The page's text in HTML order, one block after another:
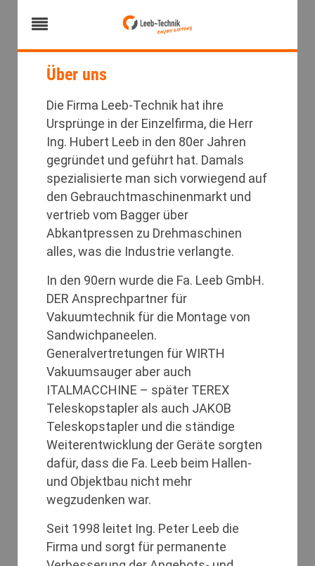
Über uns
Die Firma Leeb-Technik hat ihre
Ursprünge in der Einzelfirma, die Herr
Ing. Hubert Leeb in den 80er Jahren
gegründet und geführt hat. Damals
spezialisierte man sich vorwiegend auf
den Gebrauchtmaschinenmarkt und
vertrieb vom Bagger über
Abkantpressen zu Drehmaschinen
alles, was die Industrie verlangte.
In den 90ern wurde die Fa. Leeb GmbH.
DER Ansprechpartner für
Vakuumtechnik für die Montage von
Sandwichpaneelen.
Generalvertretungen für WIRTH
Vakuumsauger aber auch
ITALMACCHINE – später TEREX
Teleskopstapler als auch JAKOB
Teleskopstapler und die ständige
Weiterentwicklung der Geräte sorgten
dafür, dass die Fa. Leeb beim Hallen-
und Objektbau nicht mehr
wegzudenken war.
Seit 1998 leitet Ing. Peter Leeb die
Firma und sorgt für permanente